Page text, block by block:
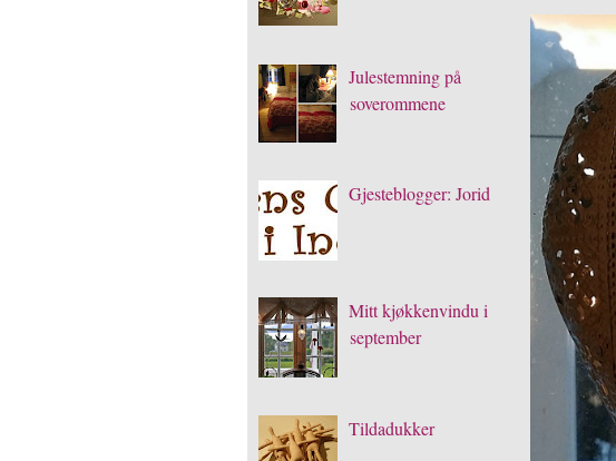
Julestemning på
soverommene
Gjesteblogger: Jorid
Mitt kjøkkenvindu i
september
Tildadukker